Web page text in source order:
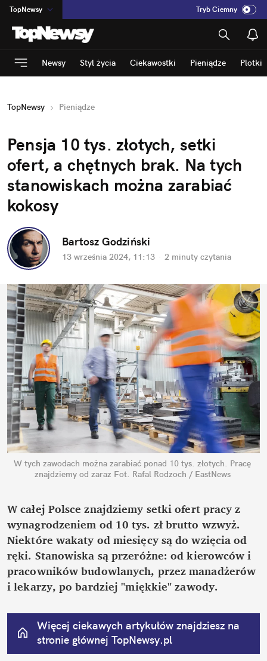
TopNewsy
na:Temat
INN:Poland
ASZ:dziennik
dad:HERO
Tryb Ciemny
Newsy Styl życia Ciekawostki Pieniądze Plotki
TopNewsy Pieniądze
Pensja 10 tys. złotych, setki
ofert, a chętnych brak. Na tych
stanowiskach można zarabiać
kokosy
Bartosz Godziński
13 września 2024, 11:13 · 2 minuty czytania
W tych zawodach można zarabiać ponad 10 tys. złotych. Pracę
znajdziemy od zaraz Fot. Rafal Rodzoch / EastNews
W całej Polsce znajdziemy setki ofert pracy z
wynagrodzeniem od 10 tys. zł brutto wzwyż.
Niektóre wakaty od miesięcy są do wzięcia od
ręki. Stanowiska są przeróżne: od kierowców i
pracowników budowlanych, przez manadżerów
i lekarzy, po bardziej "miękkie" zawody.
Więcej ciekawych artykułów znajdziesz na
stronie głównej TopNewsy.pl